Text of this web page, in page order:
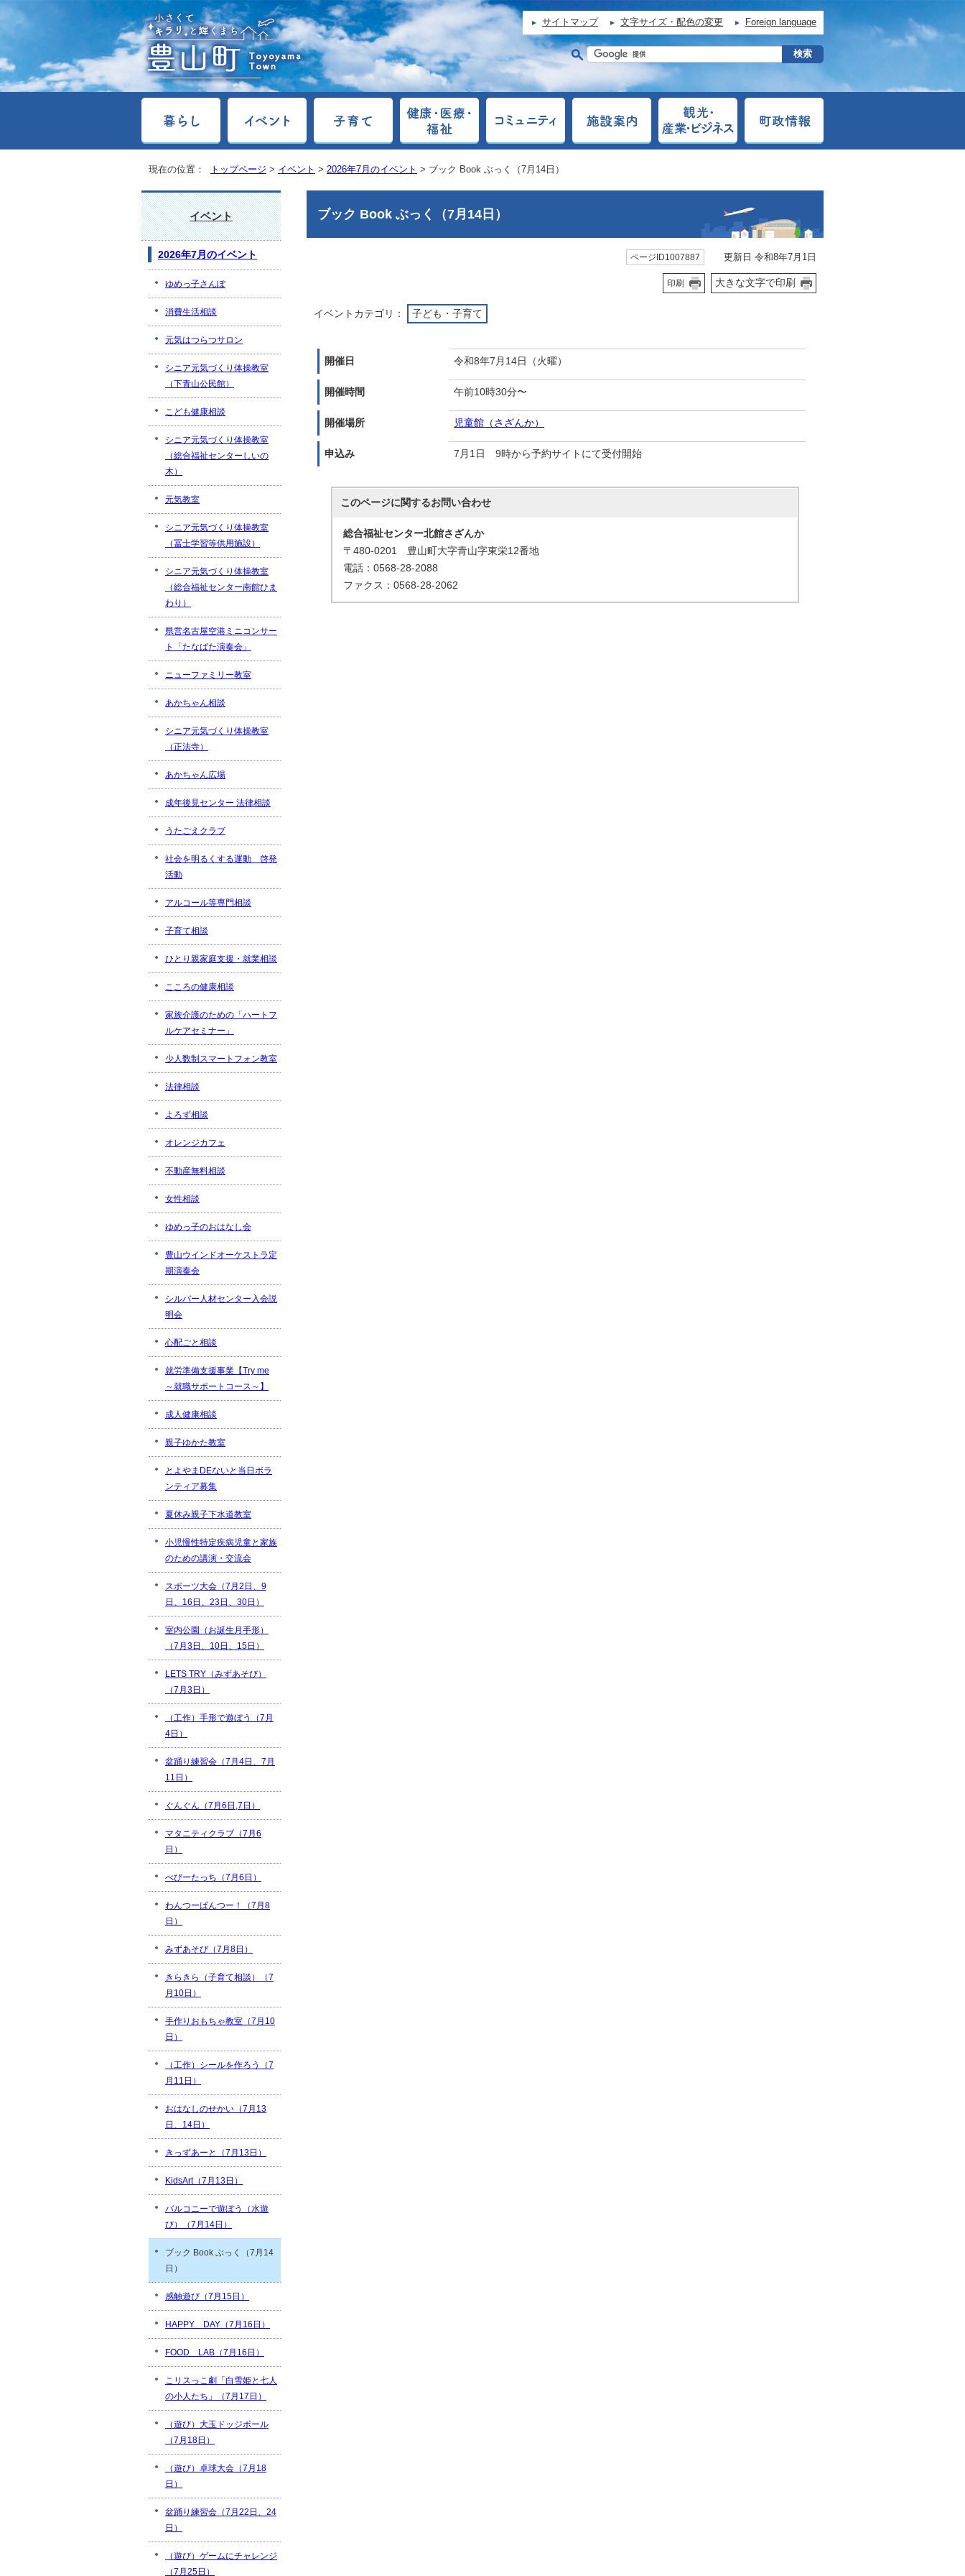
サイトマップ 文字サイズ・配色の変更 Foreign language
現在の位置： トップページ > イベント > 2026年7月のイベント > ブック Book ぶっく（7月14日）
ブック Book ぶっく（7月14日）
ページID1007887 更新日 令和8年7月1日
印刷 大きな文字で印刷
イベントカテゴリ： 子ども・子育て
開催日 令和8年7月14日（火曜）
開催時間 午前10時30分〜
開催場所 児童館（さざんか）
申込み 7月1日 9時から予約サイトにて受付開始
このページに関するお問い合わせ
総合福祉センター北館さざんか
〒480-0201 豊山町大字青山字東栄12番地
電話：0568-28-2088
ファクス：0568-28-2062
イベント
2026年7月のイベント
ゆめっ子さんぽ
消費生活相談
元気はつらつサロン
シニア元気づくり体操教室
（下青山公民館）
こども健康相談
シニア元気づくり体操教室
（総合福祉センターしいの
木）
元気教室
シニア元気づくり体操教室
（冨士学習等供用施設）
シニア元気づくり体操教室
（総合福祉センター南館ひま
わり）
県営名古屋空港ミニコンサー
ト「たなばた演奏会」
ニューファミリー教室
あかちゃん相談
シニア元気づくり体操教室
（正法寺）
あかちゃん広場
成年後見センター 法律相談
うたごえクラブ
社会を明るくする運動 啓発
活動
アルコール等専門相談
子育て相談
ひとり親家庭支援・就業相談
こころの健康相談
家族介護のための「ハートフ
ルケアセミナー」
少人数制スマートフォン教室
法律相談
よろず相談
オレンジカフェ
不動産無料相談
女性相談
ゆめっ子のおはなし会
豊山ウインドオーケストラ定
期演奏会
シルバー人材センター入会説
明会
心配ごと相談
就労準備支援事業【Try me
～就職サポートコース～】
成人健康相談
親子ゆかた教室
とよやまDEないと当日ボラ
ンティア募集
夏休み親子下水道教室
小児慢性特定疾病児童と家族
のための講演・交流会
スポーツ大会（7月2日、9
日、16日、23日、30日）
室内公園（お誕生月手形）
（7月3日、10日、15日）
LETS TRY（みずあそび）
（7月3日）
（工作）手形で遊ぼう（7月
4日）
盆踊り練習会（7月4日、7月
11日）
ぐんぐん（7月6日,7日）
マタニティクラブ（7月6
日）
べびーたっち（7月6日）
わんつーぱんつー！（7月8
日）
みずあそび（7月8日）
きらきら（子育て相談）（7
月10日）
手作りおもちゃ教室（7月10
日）
（工作）シールを作ろう（7
月11日）
おはなしのせかい（7月13
日、14日）
きっずあーと（7月13日）
KidsArt（7月13日）
バルコニーで遊ぼう（水遊
び）（7月14日）
ブック Book ぶっく（7月14
日）
感触遊び（7月15日）
HAPPY DAY（7月16日）
FOOD LAB（7月16日）
こリスっこ劇「白雪姫と七人
の小人たち」（7月17日）
（遊び）大玉ドッジボール
（7月18日）
（遊び）卓球大会（7月18
日）
盆踊り練習会（7月22日、24
日）
（遊び）ゲームにチャレンジ
（7月25日）